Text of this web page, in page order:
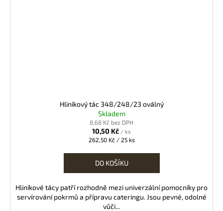
Hliníkový tác 348/248/23 oválný
Skladem
8,68 Kč bez DPH
10,50 Kč / ks
Měrná
262,50 Kč / 25 ks
DO KOŠÍKU
Hliníkové tácy patří rozhodně mezi univerzální pomocníky pro
servírování pokrmů a přípravu cateringu. Jsou pevné, odolné
vůči...